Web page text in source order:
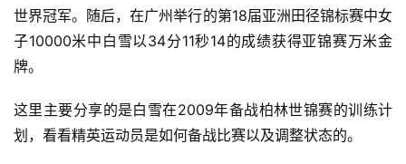
世界冠军。随后，在广州举行的第18届亚洲田径锦标赛中女
子10000米中白雪以34分11秒14的成绩获得亚锦赛万米金
牌。
这里主要分享的是白雪在2009年备战柏林世锦赛的训练计
划，看看精英运动员是如何备战比赛以及调整状态的。